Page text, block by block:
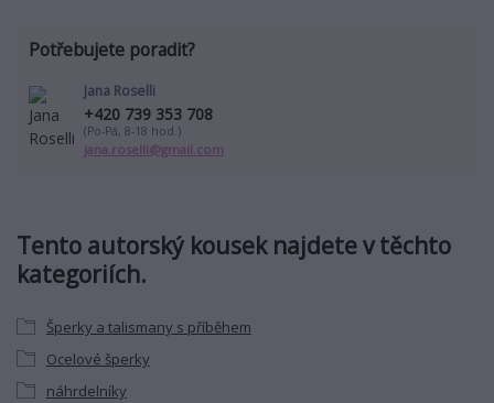
Tento autorský kousek najdete v těchto
kategoriích.
Šperky a talismany s příběhem
Ocelové šperky
náhrdelníky
Potřebujete poradit?
Jana Roselli
+420 739 353 708
(Po-Pá, 8-18 hod.)
jana.roselli@gmail.com